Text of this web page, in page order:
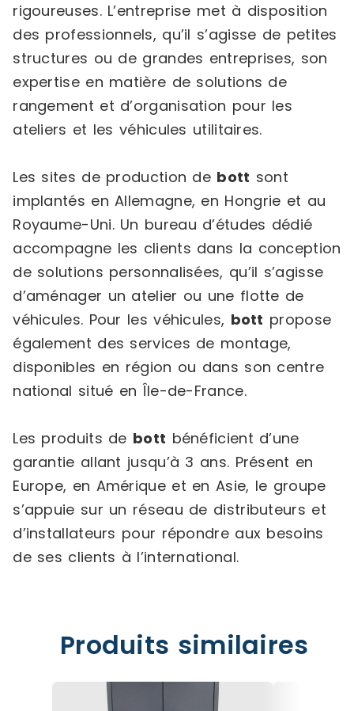
rigoureuses. L’entreprise met à disposition
des professionnels, qu’il s’agisse de petites
structures ou de grandes entreprises, son
expertise en matière de solutions de
rangement et d’organisation pour les
ateliers et les véhicules utilitaires.
Les sites de production de bott sont
implantés en Allemagne, en Hongrie et au
Royaume-Uni. Un bureau d’études dédié
accompagne les clients dans la conception
de solutions personnalisées, qu’il s’agisse
d’aménager un atelier ou une flotte de
véhicules. Pour les véhicules, bott propose
également des services de montage,
disponibles en région ou dans son centre
national situé en Île-de-France.
Les produits de bott bénéficient d’une
garantie allant jusqu’à 3 ans. Présent en
Europe, en Amérique et en Asie, le groupe
s’appuie sur un réseau de distributeurs et
d’installateurs pour répondre aux besoins
de ses clients à l’international.
Produits similaires